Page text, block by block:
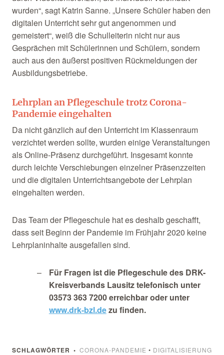
wurden“, sagt Katrin Sanne. „Unsere Schüler haben den
digitalen Unterricht sehr gut angenommen und
gemeistert“, weiß die Schulleiterin nicht nur aus
Gesprächen mit Schülerinnen und Schülern, sondern
auch aus den äußerst positiven Rückmeldungen der
Ausbildungsbetriebe.
Lehrplan an Pflegeschule trotz Corona-
Pandemie eingehalten
Da nicht gänzlich auf den Unterricht im Klassenraum
verzichtet werden sollte, wurden einige Veranstaltungen
als Online-Präsenz durchgeführt. Insgesamt konnte
durch leichte Verschiebungen einzelner Präsenzzeiten
und die digitalen Unterrichtsangebote der Lehrplan
eingehalten werden.
Das Team der Pflegeschule hat es deshalb geschafft,
dass seit Beginn der Pandemie im Frühjahr 2020 keine
Lehrplaninhalte ausgefallen sind.
Für Fragen ist die Pflegeschule des DRK-
Kreisverbands Lausitz telefonisch unter
03573 363 7200 erreichbar oder unter
www.drk-bzl.dezu finden.
SCHLAGWÖRTER CORONA-PANDEMIE • DIGITALISIERUNG